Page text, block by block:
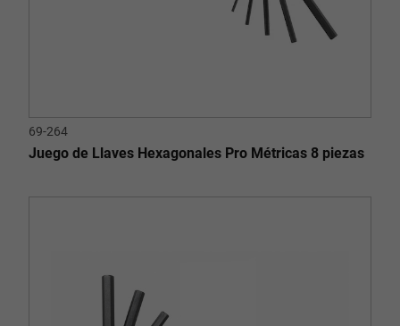
69-264
Juego de Llaves Hexagonales Pro Métricas 8 piezas